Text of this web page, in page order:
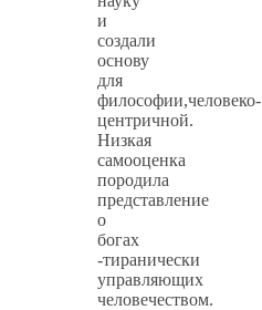
и
создали
основу
для
философии,человеко-
центричной.
Низкая
самооценка
породила
представление
о
богах
-тиранически
управляющих
человечеством.